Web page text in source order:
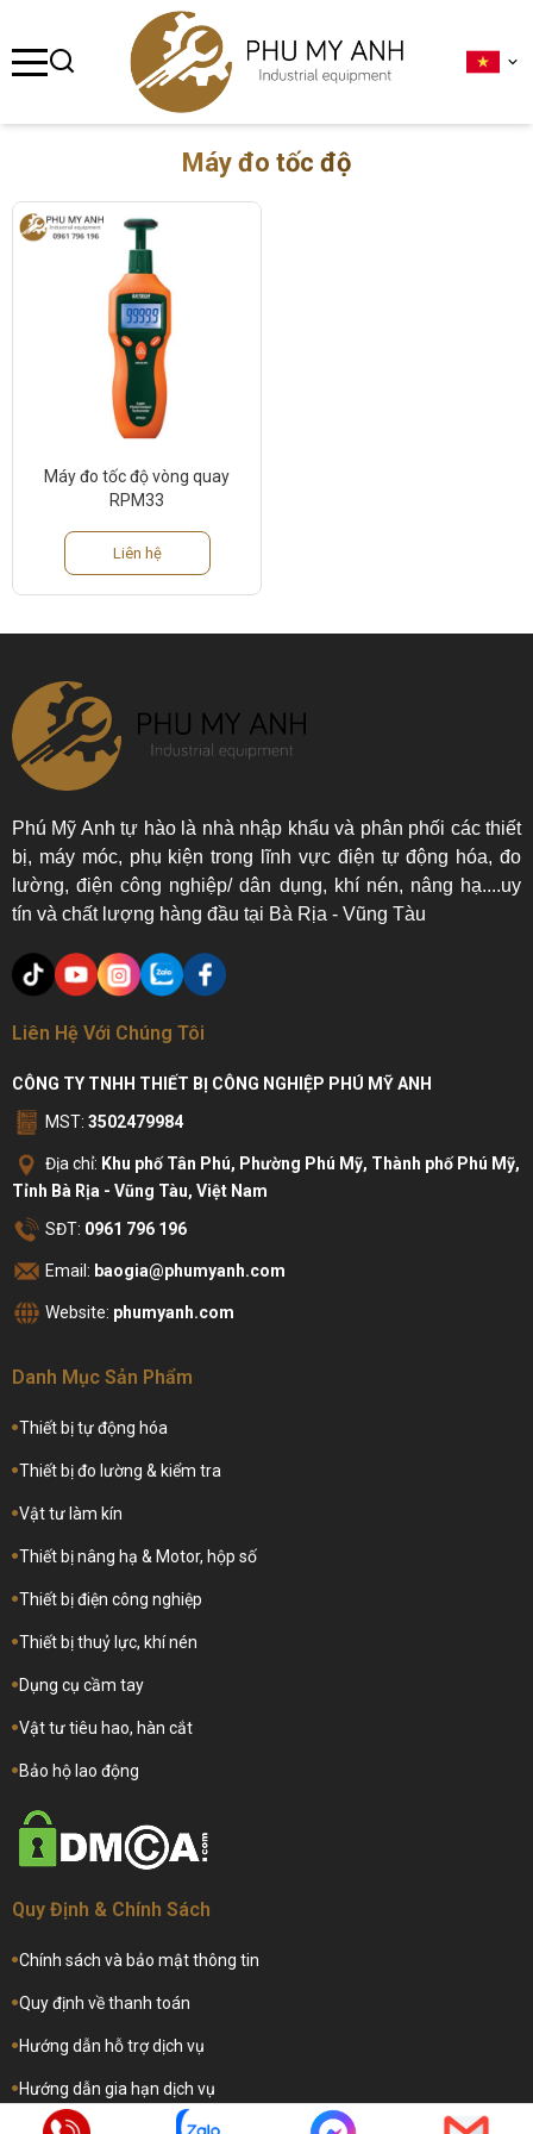
Máy đo tốc độ
Máy đo tốc độ vòng quay
RPM33
Liên hệ
Phú Mỹ Anh tự hào là nhà nhập khẩu và phân phối các thiết
bị, máy móc, phụ kiện trong lĩnh vực điện tự động hóa, đo
lường, điện công nghiệp/ dân dụng, khí nén, nâng hạ....uy
tín và chất lượng hàng đầu tại Bà Rịa - Vũng Tàu
Liên Hệ Với Chúng Tôi
CÔNG TY TNHH THIẾT BỊ CÔNG NGHIỆP PHÚ MỸ ANH
MST: 3502479984
Địa chỉ: Khu phố Tân Phú, Phường Phú Mỹ, Thành phố Phú Mỹ,
Tỉnh Bà Rịa - Vũng Tàu, Việt Nam
SĐT: 0961 796 196
Email: baogia@phumyanh.com
Website: phumyanh.com
Danh Mục Sản Phẩm
Thiết bị tự động hóa
Thiết bị đo lường & kiểm tra
Vật tư làm kín
Thiết bị nâng hạ & Motor, hộp số
Thiết bị điện công nghiệp
Thiết bị thuỷ lực, khí nén
Dụng cụ cầm tay
Vật tư tiêu hao, hàn cắt
Bảo hộ lao động
Quy Định & Chính Sách
Chính sách và bảo mật thông tin
Quy định về thanh toán
Hướng dẫn hỗ trợ dịch vụ
Hướng dẫn gia hạn dịch vụ